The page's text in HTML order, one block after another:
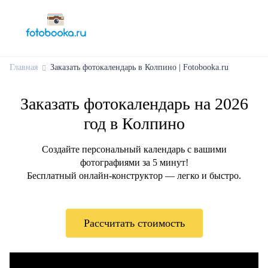
Главная Заказать фотокалендарь в Колпино | Fotobooka.ru
Заказать фотокалендарь на 2026
год в Колпино
Создайте персональный календарь с вашими
фотографиями за 5 минут!
Бесплатный онлайн-конструктор — легко и быстро.
Рассчитать стоимость